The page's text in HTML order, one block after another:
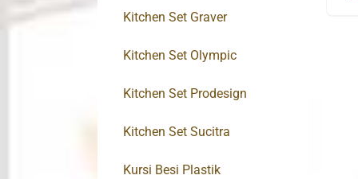
Kitchen Set Graver
Kitchen Set Olympic
Kitchen Set Prodesign
Kitchen Set Sucitra
Kursi Besi Plastik